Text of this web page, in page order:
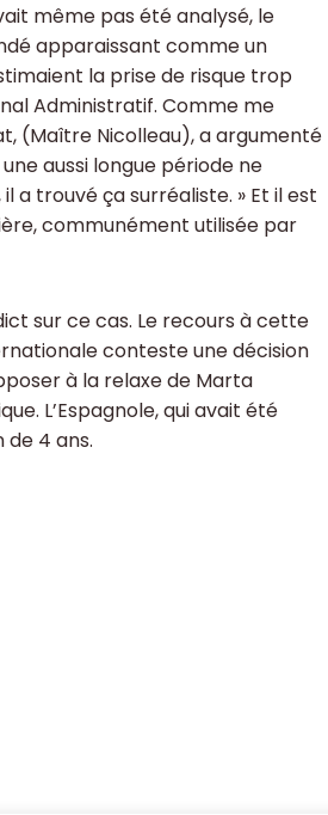
même pas été analysé, le
apparaissant comme un
la prise de risque trop
Administratif. Comme me
(Maître Nicolleau), a argumenté
aussi longue période ne
a trouvé ça surréaliste. » Et il est
communément utilisée par
sur ce cas. Le recours à cette
conteste une décision
à la relaxe de Marta
L’Espagnole, qui avait été
4 ans.